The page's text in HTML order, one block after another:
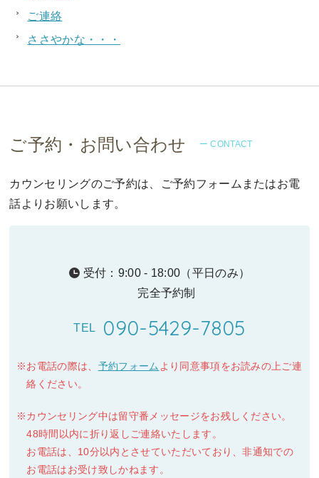
ご連絡
ささやかな・・・
ご予約・お問い合わせ ー CONTACT
カウンセリングのご予約は、ご予約フォームまたはお電
話よりお願いします。
受付：9:00 - 18:00（平日のみ）
完全予約制
TEL 090-5429-7805
お電話の際は、 予約フォーム より同意事項をお読みの上ご連
絡ください。
カウンセリング中は留守番メッセージをお残しください。
48時間以内に折り返しご連絡いたします。
お電話は、10分以内とさせていただいており、非通知での
お電話はお受け致しかねます。